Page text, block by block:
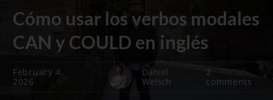
Cómo usar los verbos modales
CAN y COULD en inglés
February 4,
2026
Daniel
Welsch
2
comments